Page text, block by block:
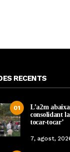
RECENTS
01
L’a2m
consolidant
tocar-tocar’
7, agost,